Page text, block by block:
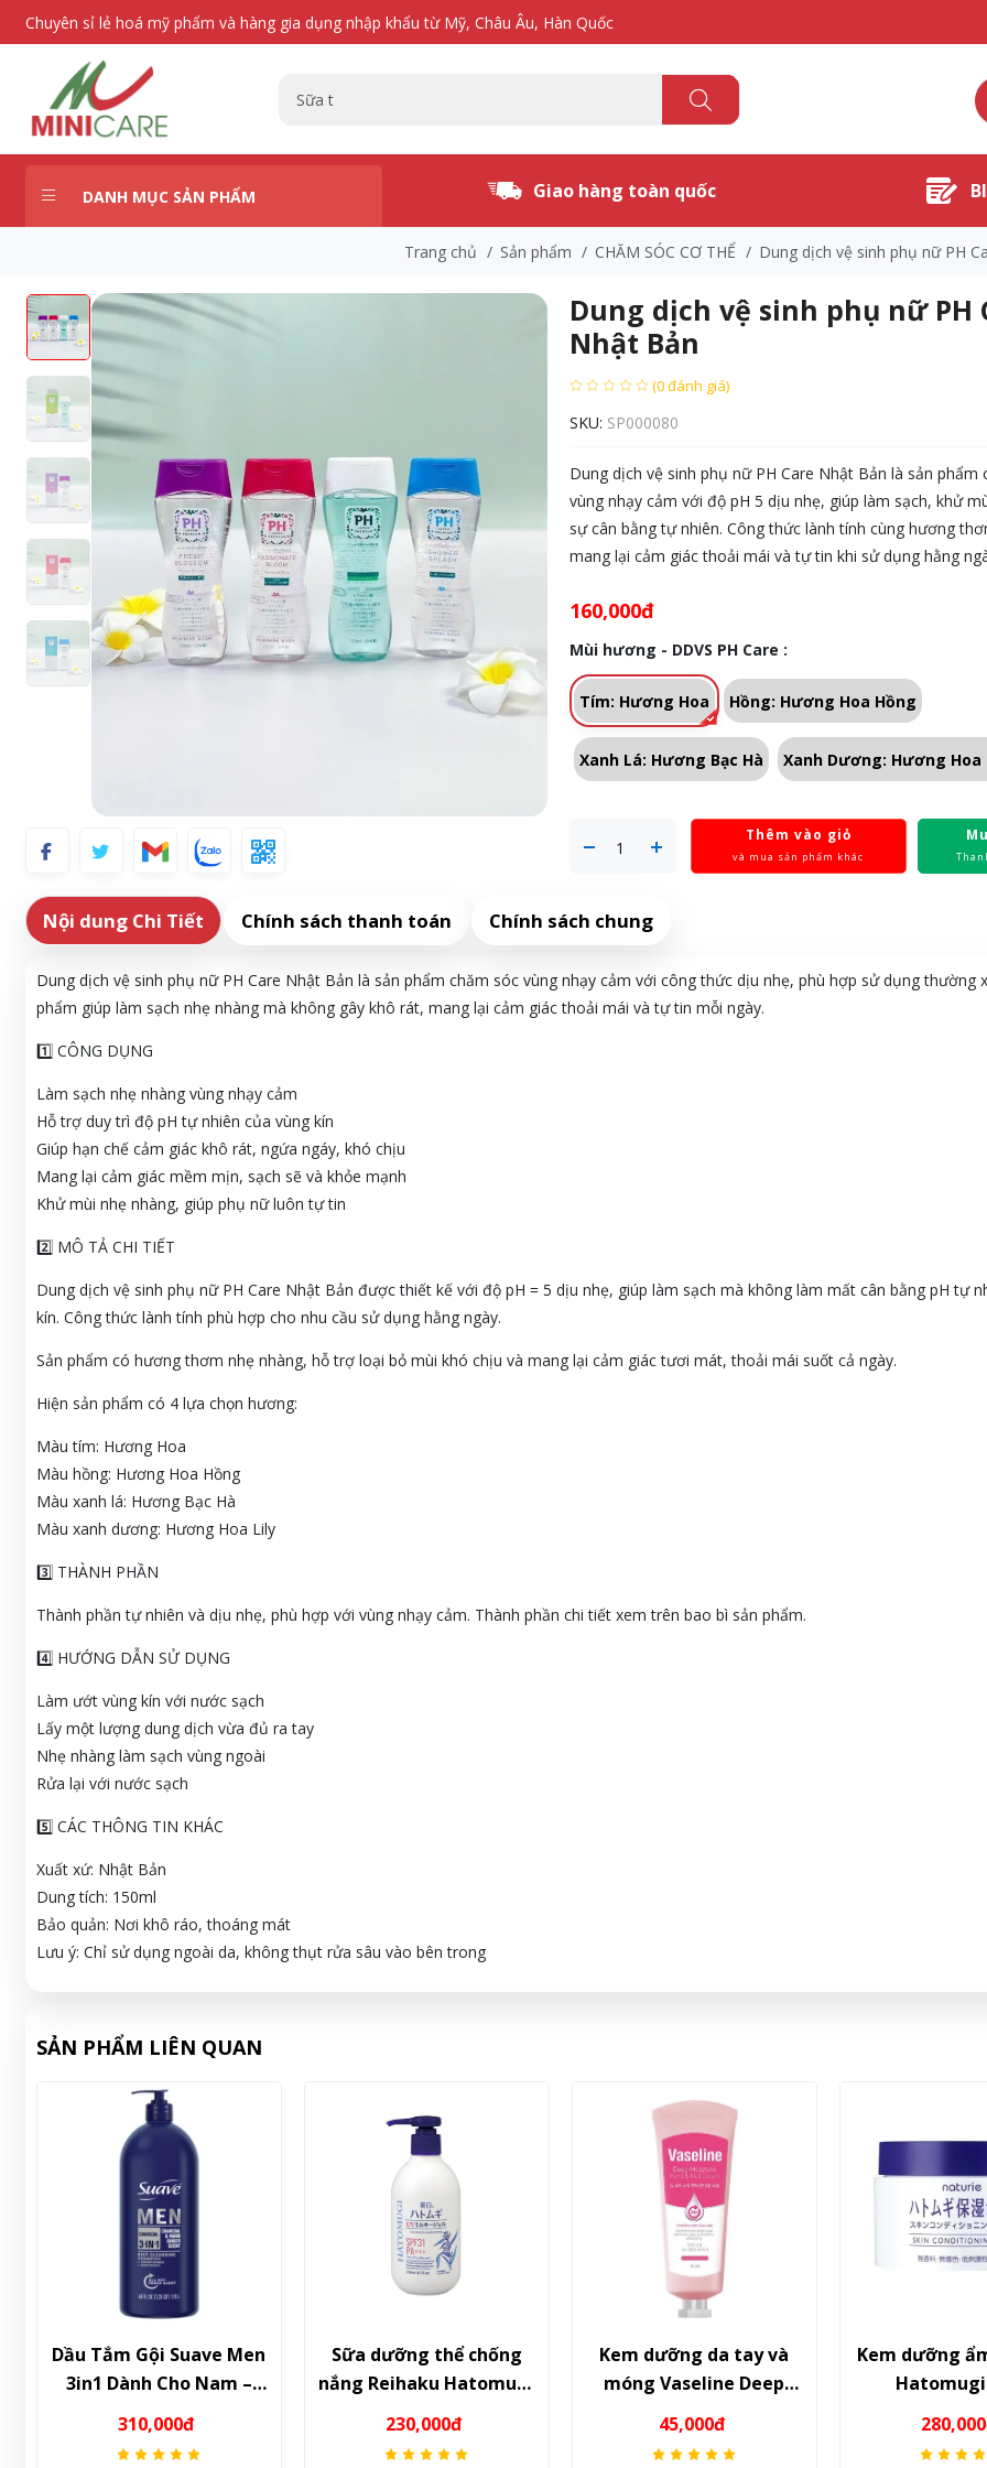
Chuyên sỉ lẻ hoá mỹ phẩm và hàng gia dụng nhập khẩu từ Mỹ, Châu Âu, Hàn Quốc
DANH MỤC SẢN PHẨM Giao hàng toàn quốc
Trang chủ / Sản phẩm / CHĂM SÓC CƠ THỂ / Dung dịch vệ sinh phụ nữ PH
Dung dịch vệ sinh phụ nữ PH
Nhật Bản
(0 đánh giá)
SKU: SP000080
Dung dịch vệ sinh phụ nữ PH Care Nhật Bản là sản phẩm
vùng nhạy cảm với độ pH 5 dịu nhẹ, giúp làm sạch, khử
sự cân bằng tự nhiên. Công thức lành tính cùng hương
mang lại cảm giác thoải mái và tự tin khi sử dụng hằng
160,000đ
Mùi hương - DDVS PH Care :
Tím: Hương Hoa Hồng: Hương Hoa Hồng
Xanh Lá: Hương Bạc Hà Xanh Dương: Hương Hoa
Thêm vào giỏ
và mua sản phẩm khác
Nội dung Chi Tiết Chính sách thanh toán Chính sách chung
Dung dịch vệ sinh phụ nữ PH Care Nhật Bản là sản phẩm chăm sóc vùng nhạy cảm với công thức dịu nhẹ, phù hợp sử dụng thường
phẩm giúp làm sạch nhẹ nhàng mà không gây khô rát, mang lại cảm giác thoải mái và tự tin mỗi ngày.
1️⃣ CÔNG DỤNG
Làm sạch nhẹ nhàng vùng nhạy cảm
Hỗ trợ duy trì độ pH tự nhiên của vùng kín
Giúp hạn chế cảm giác khô rát, ngứa ngáy, khó chịu
Mang lại cảm giác mềm mịn, sạch sẽ và khỏe mạnh
Khử mùi nhẹ nhàng, giúp phụ nữ luôn tự tin
2️⃣ MÔ TẢ CHI TIẾT
Dung dịch vệ sinh phụ nữ PH Care Nhật Bản được thiết kế với độ pH = 5 dịu nhẹ, giúp làm sạch mà không làm mất cân bằng pH tự
kín. Công thức lành tính phù hợp cho nhu cầu sử dụng hằng ngày.
Sản phẩm có hương thơm nhẹ nhàng, hỗ trợ loại bỏ mùi khó chịu và mang lại cảm giác tươi mát, thoải mái suốt cả ngày.
Hiện sản phẩm có 4 lựa chọn hương:
Màu tím: Hương Hoa
Màu hồng: Hương Hoa Hồng
Màu xanh lá: Hương Bạc Hà
Màu xanh dương: Hương Hoa Lily
3️⃣ THÀNH PHẦN
Thành phần tự nhiên và dịu nhẹ, phù hợp với vùng nhạy cảm. Thành phần chi tiết xem trên bao bì sản phẩm.
4️⃣ HƯỚNG DẪN SỬ DỤNG
Làm ướt vùng kín với nước sạch
Lấy một lượng dung dịch vừa đủ ra tay
Nhẹ nhàng làm sạch vùng ngoài
Rửa lại với nước sạch
5️⃣ CÁC THÔNG TIN KHÁC
Xuất xứ: Nhật Bản
Dung tích: 150ml
Bảo quản: Nơi khô ráo, thoáng mát
Lưu ý: Chỉ sử dụng ngoài da, không thụt rửa sâu vào bên trong
SẢN PHẨM LIÊN QUAN
Sữa dưỡng thể chống
nắng Reihaku Hatomugi
UV Care & Moisturizing
Milky Gel 250ml – Dưỡng
230,000đ
Kem dưỡng da tay và
móng Vaseline Deep
Moisture Hand & Nail
Cream 60ml – Giải pháp
45,000đ
Kem dưỡng ẩm Naturie
Hatomugi Skin
Conditioning Gel 180g – Bí
quyết dưỡng da căng
280,000đ
Sữa tắm
Liệu